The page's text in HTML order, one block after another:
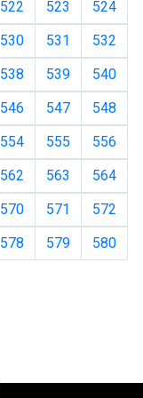
522 523
524
530 531
532
538 539
540
546 547
548
554 555
556
562 563
564
570 571
572
578 579
580